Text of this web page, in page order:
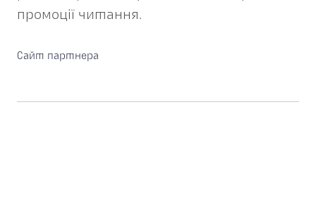
промоції читання.
Сайт партнера